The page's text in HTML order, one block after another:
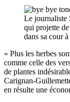
Le journaliste
qui projette
dans sa cour
« Plus les herbes
comme celle des
de plantes
Carignan-
en résulte une